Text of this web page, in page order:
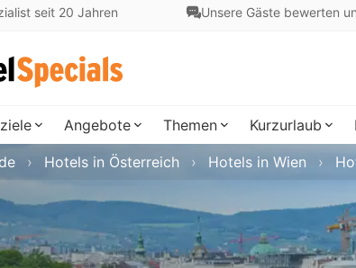
seit 20 Jahren Unsere Gäste bewerten
Angebote Themen Kurzurlaub
Hotels in Österreich Hotels in Wien